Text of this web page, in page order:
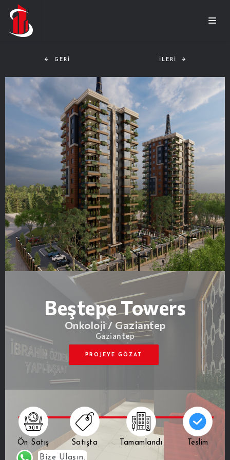
GERI İLERI
Beştepe Towers
Onkoloji / Gaziantep
Gaziantep
PROJEYE GÖZAT
Ön Satış Satışta Tamamlandı Teslim
Bize Ulaşın.